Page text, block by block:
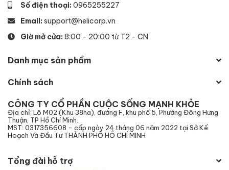
Số điện thoại: 0965255227
Email: support@helicorp.vn
Giờ mở cửa: 8:00 - 20:00 từ T2 - CN
Danh mục sản phẩm
Chính sách
CÔNG TY CỔ PHẦN CUỘC SỐNG MẠNH KHỎE
Địa chỉ: Lô M02 (Khu 38ha), đường F, khu phố 5, Phường Đông Hưng
Thuận, TP Hồ Chí Minh.
MST: 0317356608 - cấp ngày 24 tháng 06 năm 2022 tại Sở Kế
Hoạch Và Đầu Tư THÀNH PHỐ HỒ CHÍ MINH
Tổng đài hỗ trợ